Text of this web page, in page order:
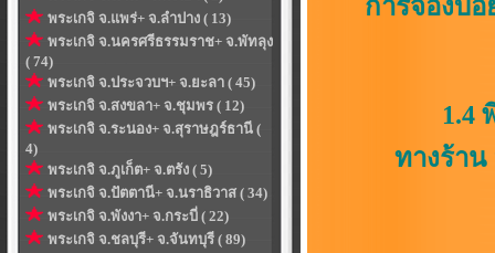
พระเกจิ จ.แพร่+ จ.ลำปาง ( 13)
พระเกจิ จ.นครศรีธรรมราช+ จ.พัทลุง
( 74)
พระเกจิ จ.ประจวบฯ+ จ.ยะลา ( 45)
พระเกจิ จ.สงขลา+ จ.ชุมพร ( 12)
พระเกจิ จ.ระนอง+ จ.สุราษฎร์ธานี (
4)
พระเกจิ จ.ภูเก็ต+ จ.ตรัง ( 5)
พระเกจิ จ.ปัตตานี+ จ.นราธิวาส ( 34)
พระเกจิ จ.พังงา+ จ.กระบี่ ( 22)
พระเกจิ จ.ชลบุรี+ จ.จันทบุรี ( 89)
การจองบ่
1.4 พิเศษสุ
ทางร้าน